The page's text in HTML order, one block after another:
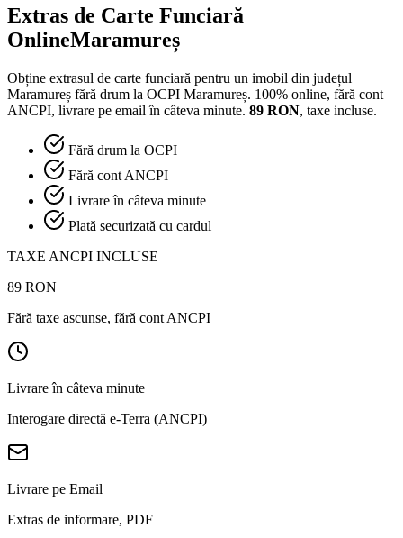
Extras de Carte Funciară
OnlineMaramureș
Obține extrasul de carte funciară pentru un imobil din județul
Maramureș fără drum la OCPI Maramureș. 100% online, fără cont
ANCPI, livrare pe email în câteva minute. 89 RON, taxe incluse.
Fără drum la OCPI
Fără cont ANCPI
Livrare în câteva minute
Plată securizată cu cardul
TAXE ANCPI INCLUSE
89 RON
Fără taxe ascunse, fără cont ANCPI
Livrare în câteva minute
Interogare directă e-Terra (ANCPI)
Livrare pe Email
Extras de informare, PDF